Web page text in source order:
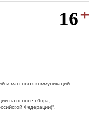
и массовых коммуникаций
на основе сбора,
Федерации)".